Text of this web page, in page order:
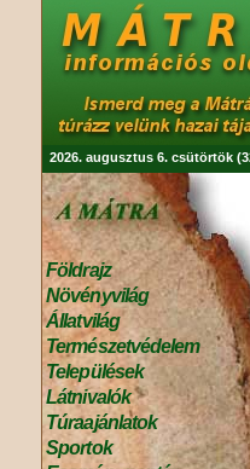
2026. augusztus 6. csütörtök
Földrajz
Növényvilág
Állatvilág
Természetvédelem
Települések
Látnivalók
Túraajánlatok
Sportok